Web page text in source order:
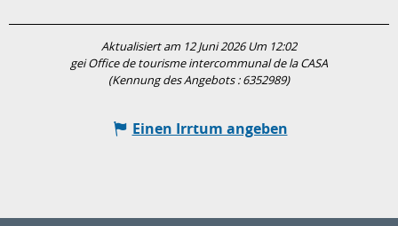
Aktualisiert am 12 Juni 2026 Um 12:02
gei Office de tourisme intercommunal de la CASA
(Kennung des Angebots :6352989)
Einen Irrtum angeben